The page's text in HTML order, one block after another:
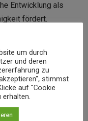
Entwicklung als
fördert.
nach
um durch
und deren
zu
stimmst
auf "Cookie